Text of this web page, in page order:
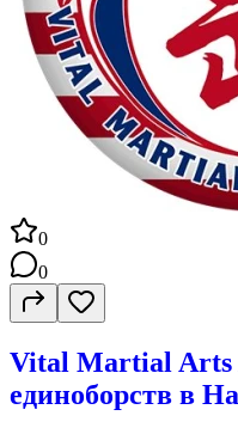
0
0
Vital Martial Arts
единоборств в